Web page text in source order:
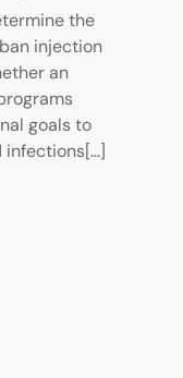
the
injection
an
goals to